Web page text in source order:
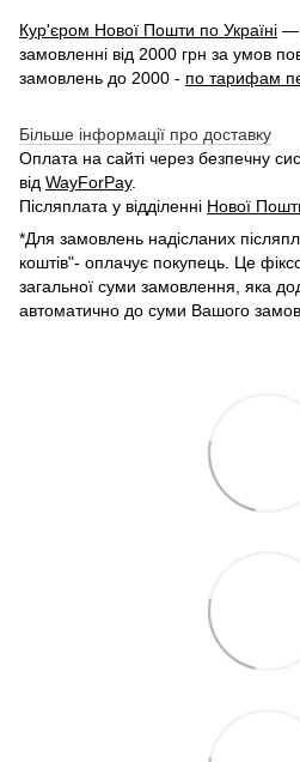
Кур'єром Нової Пошти по Україні —
замовленні від 2000 грн за умов
замовлень до 2000 - по тарифам
Більше інформації про доставку
Оплата на сайті через безпечну
від WayForPay.
Післяплата у відділенні Нової
*Для замовлень надісланих
коштів"- оплачує покупець. Це
загальної суми замовлення, яка
автоматично до суми Вашого